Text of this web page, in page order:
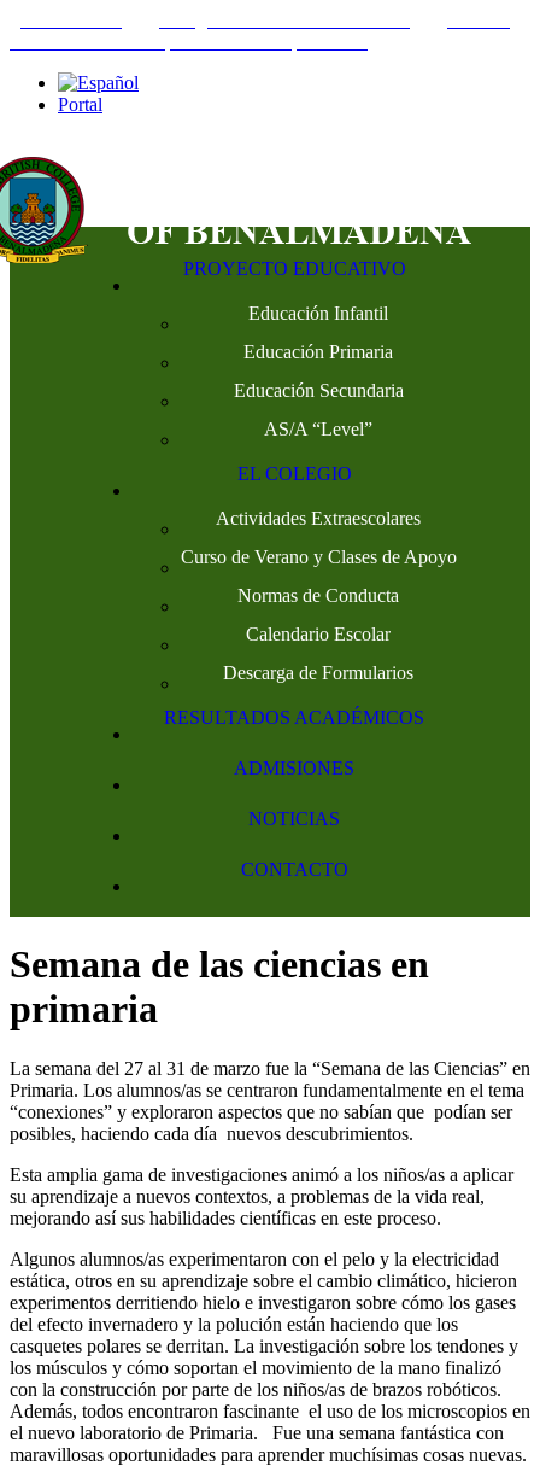
Portal
PROYECTO EDUCATIVO
Educación Infantil
Educación Primaria
Educación Secundaria
AS/A “Level”
EL COLEGIO
Actividades Extraescolares
Curso de Verano y Clases de Apoyo
Normas de Conducta
Calendario Escolar
Descarga de Formularios
RESULTADOS ACADÉMICOS
ADMISIONES
NOTICIAS
CONTACTO
Semana de las ciencias en
primaria
La semana del 27 al 31 de marzo fue la “Semana de las Ciencias” en
Primaria. Los alumnos/as se centraron fundamentalmente en el tema
“conexiones” y exploraron aspectos que no sabían que podían ser
posibles, haciendo cada día nuevos descubrimientos.
Esta amplia gama de investigaciones animó a los niños/as a aplicar
su aprendizaje a nuevos contextos, a problemas de la vida real,
mejorando así sus habilidades científicas en este proceso.
Algunos alumnos/as experimentaron con el pelo y la electricidad
estática, otros en su aprendizaje sobre el cambio climático, hicieron
experimentos derritiendo hielo e investigaron sobre cómo los gases
del efecto invernadero y la polución están haciendo que los
casquetes polares se derritan. La investigación sobre los tendones y
los músculos y cómo soportan el movimiento de la mano finalizó
con la construcción por parte de los niños/as de brazos robóticos.
Además, todos encontraron fascinante el uso de los microscopios en
el nuevo laboratorio de Primaria. Fue una semana fantástica con
maravillosas oportunidades para aprender muchísimas cosas nuevas.